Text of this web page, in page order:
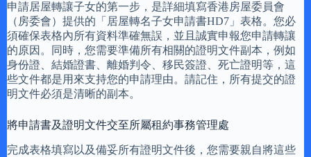
申請居屋轉讓子女的第一步，是詳細填寫香港房屋委員會
（房委會）提供的「居屋轉名子女申請書HD7」表格。您必
須確保表格內所有資料準確無誤，並且誠實申報您申請轉讓
的原因。同時，您需要準備所有相關的證明文件副本，例如
身份證、結婚證書、離婚判令、移民簽證、死亡證明等，這
些文件都是用來支持您的申請理由。請記住，所有提交的證
明文件必須是清晰的副本。
將申請書及證明文件交至所屬租約事務管理處
完成表格填寫以及備妥所有證明文件後，您需要親自將這些